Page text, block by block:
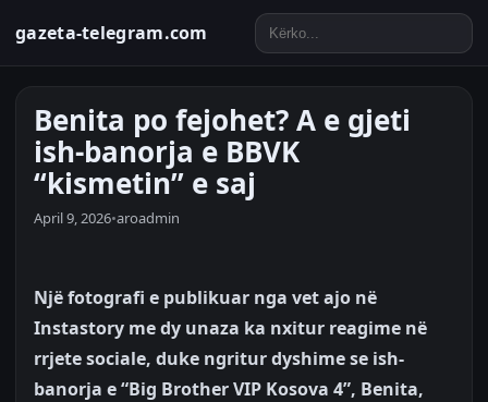
gazeta-telegram.com
Benita po fejohet? A e gjeti
ish-banorja e BBVK
“kismetin” e saj
April 9, 2026•aroadmin
Një fotografi e publikuar nga vet ajo në
Instastory me dy unaza ka nxitur reagime në
rrjete sociale, duke ngritur dyshime se ish-
banorja e “Big Brother VIP Kosova 4”, Benita,